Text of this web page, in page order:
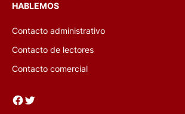
HABLEMOS
Contacto administrativo
Contacto de lectores
Contacto comercial
Facebook Twitter